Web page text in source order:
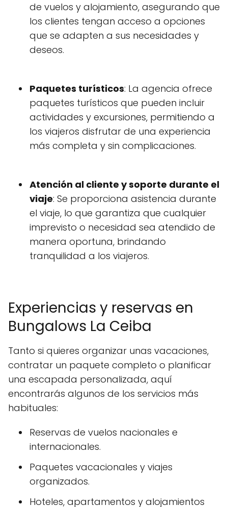
de vuelos y alojamiento, asegurando que
los clientes tengan acceso a opciones
que se adapten a sus necesidades y
deseos.
Paquetes turísticos: La agencia ofrece
paquetes turísticos que pueden incluir
actividades y excursiones, permitiendo a
los viajeros disfrutar de una experiencia
más completa y sin complicaciones.
Atención al cliente y soporte durante el
viaje: Se proporciona asistencia durante
el viaje, lo que garantiza que cualquier
imprevisto o necesidad sea atendido de
manera oportuna, brindando
tranquilidad a los viajeros.
Experiencias y reservas en
Bungalows La Ceiba
Tanto si quieres organizar unas vacaciones,
contratar un paquete completo o planificar
una escapada personalizada, aquí
encontrarás algunos de los servicios más
habituales:
Reservas de vuelos nacionales e
internacionales.
Paquetes vacacionales y viajes
organizados.
Hoteles, apartamentos y alojamientos